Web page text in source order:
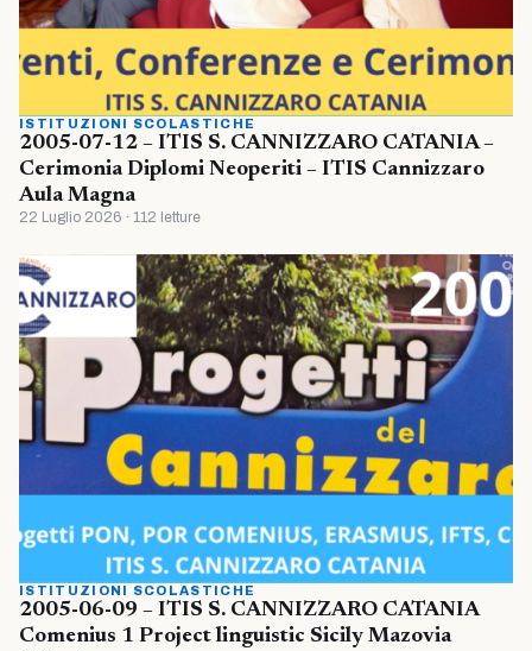
ISTITUZIONI SCOLASTICHE
2005-07-12 – ITIS S. CANNIZZARO CATANIA –
Cerimonia Diplomi Neoperiti – ITIS Cannizzaro
Aula Magna
22 Luglio 2026 · 112 letture
ISTITUZIONI SCOLASTICHE
2005-06-09 – ITIS S. CANNIZZARO CATANIA
Comenius 1 Project linguistic Sicily Mazovia